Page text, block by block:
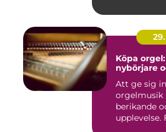
Köpa
nybörjare
Att ge sig
orgelmusik
berikande
upplevelse.